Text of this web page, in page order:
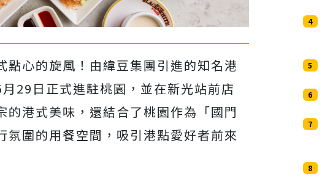
心的旋風！由緯豆集團引進的知名港
29日正式進駐桃園，並在新光站前店
港式美味，還結合了桃園作為「國門
圍的用餐空間，吸引港點愛好者前來
4
5
6
7
8